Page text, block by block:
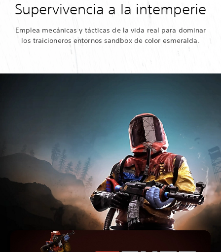
Supervivencia a la intemperie
Emplea mecánicas y tácticas de la vida real para dominar
los traicioneros entornos sandbox de color esmeralda.